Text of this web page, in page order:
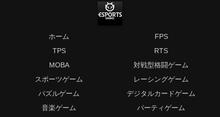
ホーム
FPS
TPS
RTS
MOBA
対戦型格闘ゲーム
スポーツゲーム
レーシングゲーム
パズルゲーム
デジタルカードゲーム
音楽ゲーム
パーティゲーム